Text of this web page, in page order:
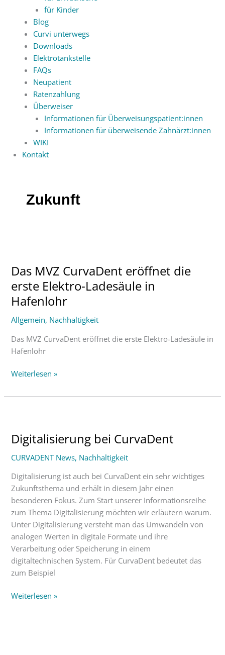
für Kinder
Blog
Curvi unterwegs
Downloads
Elektrotankstelle
FAQs
Neupatient
Ratenzahlung
Überweiser
Informationen für Überweisungspatient:innen
Informationen für überweisende Zahnärzt:innen
WIKI
Kontakt
Zukunft
Das MVZ CurvaDent eröffnet die
erste Elektro-Ladesäule in
Hafenlohr
Allgemein, Nachhaltigkeit
Das MVZ CurvaDent eröffnet die erste Elektro-Ladesäule in
Hafenlohr
CurvaDent
eröffnet
erste
Elektro-
in
Hafenlohr
Weiterlesen »
Digitalisierung bei CurvaDent
CURVADENT News, Nachhaltigkeit
Digitalisierung ist auch bei CurvaDent ein sehr wichtiges
Zukunftsthema und erhält in diesem Jahr einen
besonderen Fokus. Zum Start unserer Informationsreihe
zum Thema Digitalisierung möchten wir erläutern warum.
Unter Digitalisierung versteht man das Umwandeln von
analogen Werten in digitale Formate und ihre
Verarbeitung oder Speicherung in einem
digitaltechnischen System. Für CurvaDent bedeutet das
zum Beispiel
CurvaDent
Weiterlesen »